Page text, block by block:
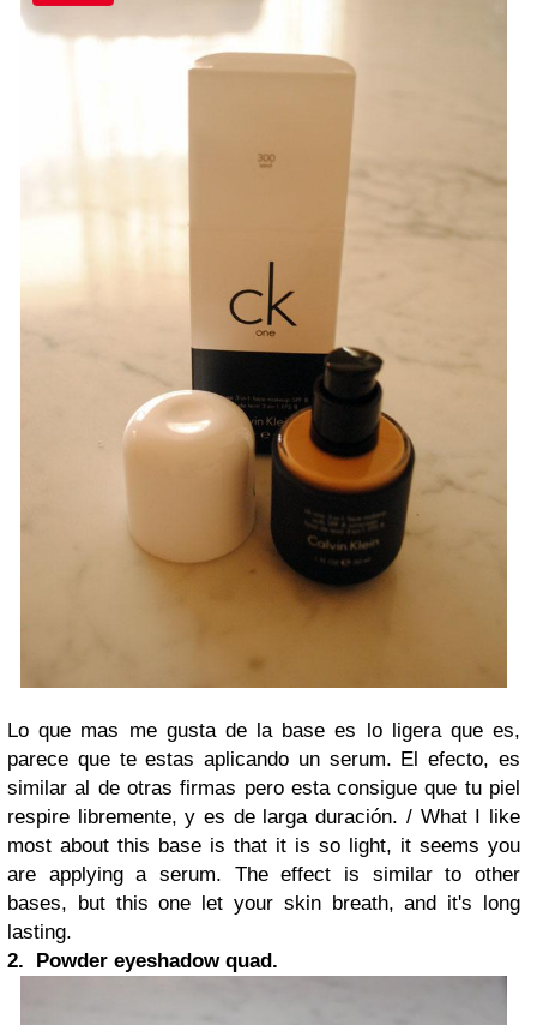
Lo que mas me gusta de la base es lo ligera que es,
parece que te estas aplicando un serum. El efecto, es
similar al de otras firmas pero esta consigue que tu piel
respire libremente, y es de larga duración. / What I like
most about this base is that it is so light, it seems you
are applying a serum. The effect is similar to other
bases, but this one let your skin breath, and it's long
lasting.
2. Powder eyeshadow quad.